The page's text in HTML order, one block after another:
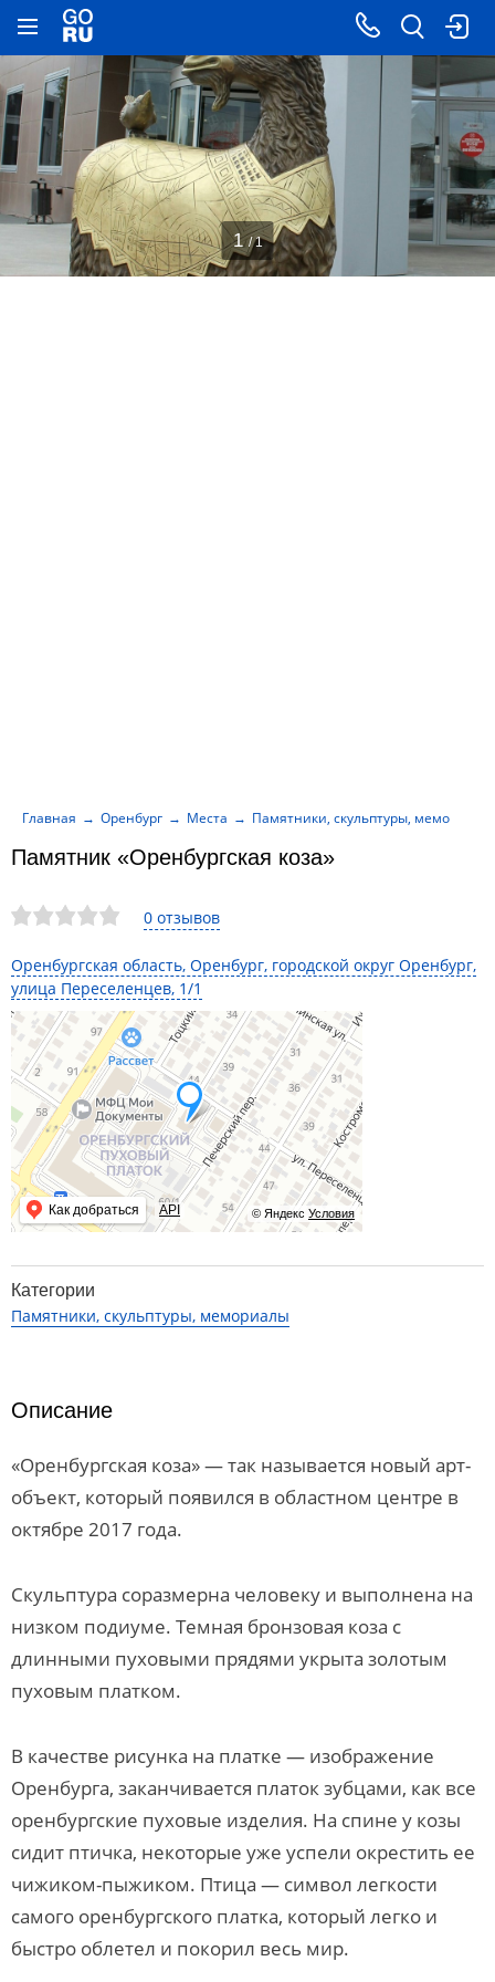
0 отзывов
Оренбургская область, Оренбург, городской округ Оренбург,
улица Переселенцев, 1/1
© Яндекс Условия
Как добраться API
Памятник «Оренбургская коза»
Главная Оренбург Места Памятники, скульптуры, мемориалы
1 / 1
Категории
Памятники, скульптуры, мемориалы
Описание
«Оренбургская коза» — так называется новый арт-
объект, который появился в областном центре в
октябре 2017 года.
Скульптура соразмерна человеку и выполнена на
низком подиуме. Темная бронзовая коза с
длинными пуховыми прядями укрыта золотым
пуховым платком.
В качестве рисунка на платке — изображение
Оренбурга, заканчивается платок зубцами, как все
оренбургские пуховые изделия. На спине у козы
сидит птичка, некоторые уже успели окрестить ее
чижиком-пыжиком. Птица — символ легкости
самого оренбургского платка, который легко и
быстро облетел и покорил весь мир.